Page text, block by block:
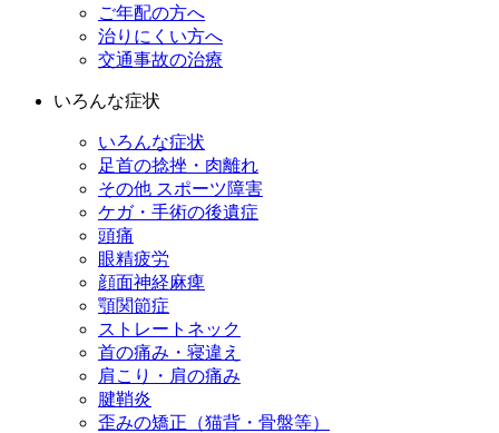
ご年配の方へ
治りにくい方へ
交通事故の治療
いろんな症状
いろんな症状
足首の捻挫・肉離れ
その他 スポーツ障害
ケガ・手術の後遺症
頭痛
眼精疲労
顔面神経麻痺
顎関節症
ストレートネック
首の痛み・寝違え
肩こり・肩の痛み
腱鞘炎
歪みの矯正（猫背・骨盤等）